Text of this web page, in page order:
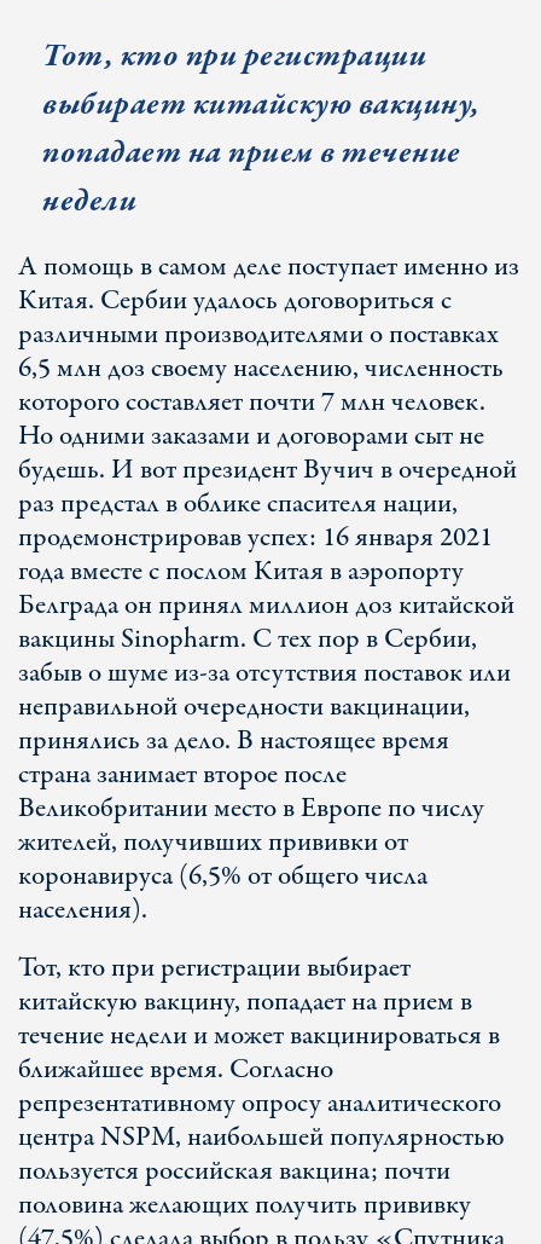
Тот, кто при регистрации
выбирает китайскую вакцину,
попадает на прием в течение
недели
А помощь в самом деле поступает именно из
Китая. Сербии удалось договориться с
различными производителями о поставках
6,5 млн доз своему населению, численность
которого составляет почти 7 млн человек.
Но одними заказами и договорами сыт не
будешь. И вот президент Вучич в очередной
раз предстал в облике спасителя нации,
продемонстрировав успех: 16 января 2021
года вместе с послом Китая в аэропорту
Белграда он принял миллион доз китайской
вакцины Sinopharm. С тех пор в Сербии,
забыв о шуме из-за отсутствия поставок или
неправильной очередности вакцинации,
принялись за дело. В настоящее время
страна занимает второе после
Великобритании место в Европе по числу
жителей, получивших прививки от
коронавируса (6,5% от общего числа
населения).
Тот, кто при регистрации выбирает
китайскую вакцину, попадает на прием в
течение недели и может вакцинироваться в
ближайшее время. Согласно
репрезентативному опросу аналитического
центра NSPM, наибольшей популярностью
пользуется российская вакцина; почти
половина желающих получить прививку